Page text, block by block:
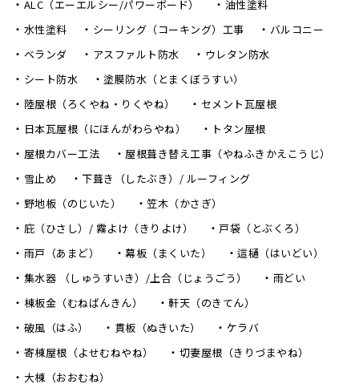
ALC（エーエルシー/パワーボード）
油性塗料
水性塗料
シーリング（コーキング）工事
バルコニー
ベランダ
アスファルト防水
ウレタン防水
シート防水
塗膜防水（とまくぼうすい）
陸屋根（ろくやね・りくやね）
セメント瓦屋根
日本瓦屋根（にほんがわらやね）
トタン屋根
屋根カバー工法
屋根葺き替え工事（やねふきかえこうじ）
雪止め
下葺き（したぶき）/ ルーフィング
野地板（のじいた）
笠木（かさぎ）
庇（ひさし）/ 霧よけ（きりよけ）
戸袋（とぶくろ）
雨戸（あまど）
幕板（まくいた）
這樋（はいどい）
集水器 （しゅうすいき）/上合（じょうごう）
雨どい
棟板金（むねばんきん）
軒天（のきてん）
破風（はふ）
貫板（ぬきいた）
ケラバ
寄棟屋根（よせむねやね）
切妻屋根（きりづまやね）
大棟（おおむね）